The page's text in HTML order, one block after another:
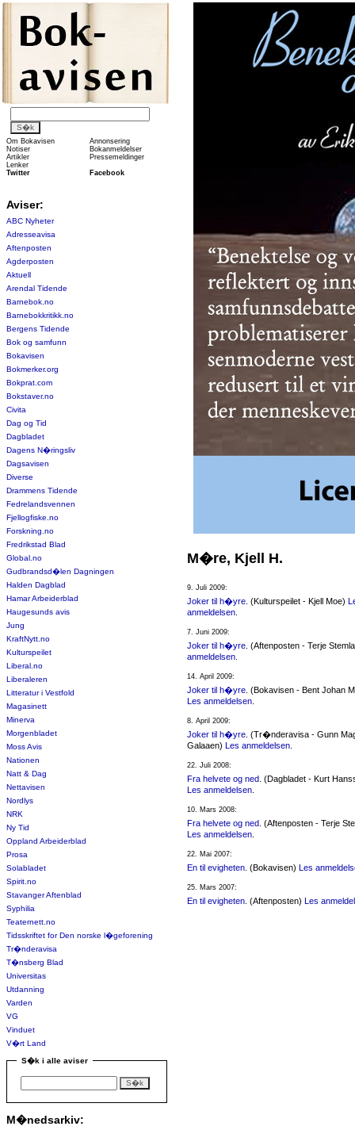
Om Bokavisen
Annonsering
Notiser
Bokanmeldelser
Artikler
Pressemeldinger
Lenker
Twitter
Facebook
Aviser:
ABC Nyheter
Adresseavisa
Aftenposten
Agderposten
Aktuell
Arendal Tidende
Barnebok.no
Barnebokkritikk.no
Bergens Tidende
Bok og samfunn
Bokavisen
Bokmerker.org
Bokprat.com
Bokstaver.no
Civita
Dag og Tid
Dagbladet
Dagens N�ringsliv
Dagsavisen
Diverse
Drammens Tidende
Fedrelandsvennen
Fjellogfiske.no
Forskning.no
Fredrikstad Blad
Global.no
Gudbrandsd�len Dagningen
Halden Dagblad
Hamar Arbeiderblad
Haugesunds avis
Jung
KraftNytt.no
Kulturspeilet
Liberal.no
Liberaleren
Litteratur i Vestfold
Magasinett
Minerva
Morgenbladet
Moss Avis
Nationen
Natt & Dag
Nettavisen
Nordlys
NRK
Ny Tid
Oppland Arbeiderblad
Prosa
Solabladet
Spirit.no
Stavanger Aftenblad
Syphilia
Teaternett.no
Tidsskriftet for Den norske l�geforening
Tr�nderavisa
T�nsberg Blad
Universitas
Utdanning
Varden
VG
Vinduet
V�rt Land
S�k i alle aviser
M�nedsarkiv:
M�re, Kjell H.
9. Juli 2009:
Joker til h�yre . (Kulturspeilet - Kjell Moe)
anmeldelsen
7. Juni 2009:
Joker til h�yre . (Aftenposten - Terje
anmeldelsen
14. April 2009:
Joker til h�yre . (Bokavisen - Bent Johan
Les anmeldelsen
8. April 2009:
Joker til h�yre . (Tr�nderavisa - Gunn
Galaaen) Les anmeldelsen
22. Juli 2008:
Fra helvete og ned . (Dagbladet - Kurt
Les anmeldelsen
10. Mars 2008:
Fra helvete og ned . (Aftenposten - Terje
Les anmeldelsen
22. Mai 2007:
En til evigheten . (Bokavisen) Les
25. Mars 2007:
En til evigheten . (Aftenposten) Les